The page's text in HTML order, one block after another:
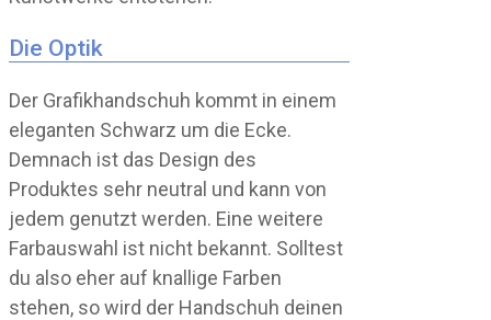
Die Optik
Der Grafikhandschuh kommt in einem
eleganten Schwarz um die Ecke.
Demnach ist das Design des
Produktes sehr neutral und kann von
jedem genutzt werden. Eine weitere
Farbauswahl ist nicht bekannt. Solltest
du also eher auf knallige Farben
stehen, so wird der Handschuh deinen